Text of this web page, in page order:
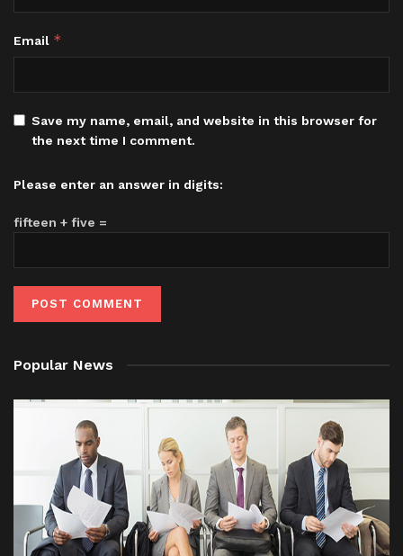
Email *
Save my name, email, and website in this browser for
the next time I comment.
Please enter an answer in digits:
fifteen + five =
Popular News